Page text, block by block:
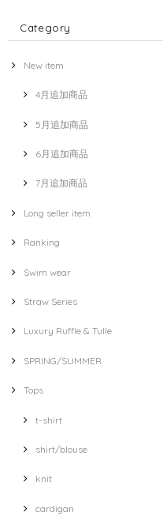
Category
New item
4月追加商品
5月追加商品
6月追加商品
7月追加商品
Long seller item
Ranking
Swim wear
Straw Series
Luxury Ruffle & Tulle
SPRING/SUMMER
Tops
t-shirt
shirt/blouse
knit
cardigan